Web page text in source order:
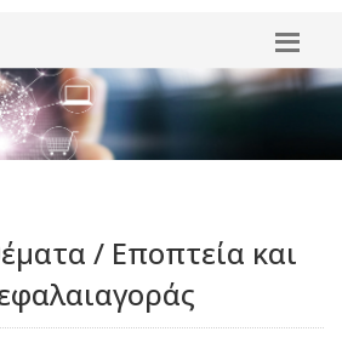
/ Εποπτεία και